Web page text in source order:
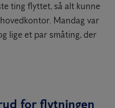
ting flyttet, så alt kunne
Mandag var
lige et par småting, der
for flytningen